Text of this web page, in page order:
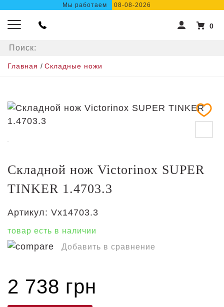
Мы работаем 08-08-2026
0
Главная / Складные ножи
Складной нож Victorinox SUPER
TINKER 1.4703.3
Артикул: Vx14703.3
товар есть в наличии
Добавить в сравнение
2 738 грн